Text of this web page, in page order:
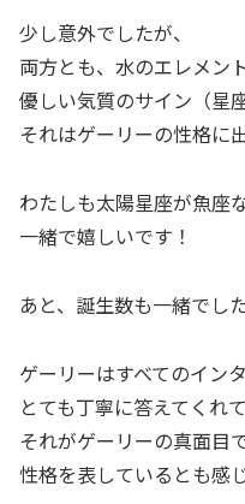
少し意外でしたが、
両方とも、水のエレメン
優しい気質のサイン（星
それはゲーリーの性格に
わたしも太陽星座が魚座
一緒で嬉しいです！
あと、誕生数も一緒でし
ゲーリーはすべてのイン
とても丁寧に答えてくれ
それがゲーリーの真面目
性格を表しているとも感